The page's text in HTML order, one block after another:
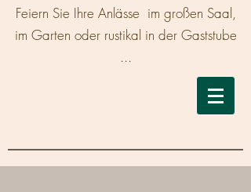
Feiern Sie Ihre Anlässe im großen Saal,
im Garten oder rustikal in der Gaststube
...